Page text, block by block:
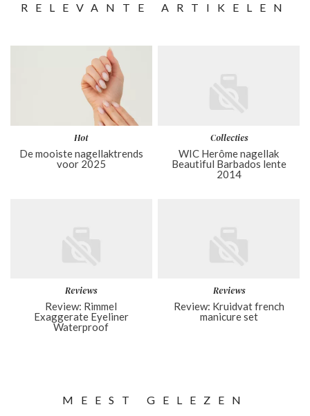
RELEVANTE ARTIKELEN
Hot
De mooiste nagellaktrends
voor 2025
Collecties
WIC Herôme nagellak
Beautiful Barbados lente
2014
Reviews
Review: Rimmel
Exaggerate Eyeliner
Waterproof
Reviews
Review: Kruidvat french
manicure set
MEEST GELEZEN